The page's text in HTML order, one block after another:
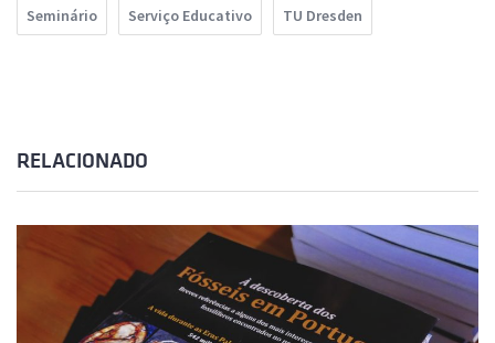
Seminário Serviço Educativo TU Dresden
RELACIONADO